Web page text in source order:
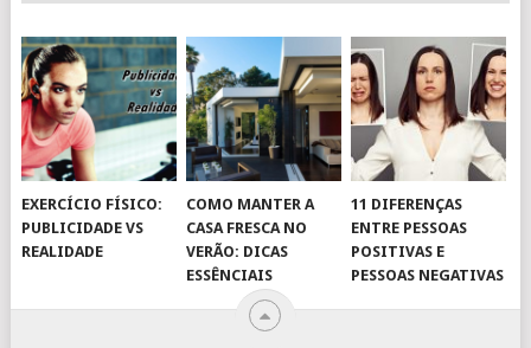
EXERCÍCIO FÍSICO:
PUBLICIDADE VS
REALIDADE
COMO MANTER A
CASA FRESCA NO
VERÃO: DICAS
ESSÊNCIAIS
11 DIFERENÇAS
ENTRE PESSOAS
POSITIVAS E
PESSOAS NEGATIVAS